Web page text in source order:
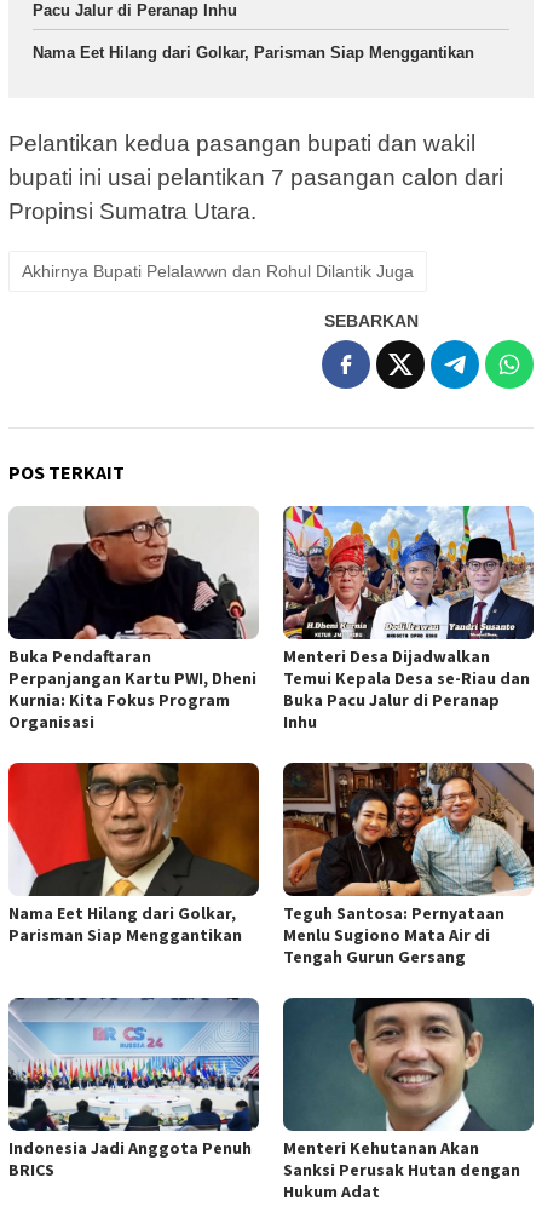
Pacu Jalur di Peranap Inhu
Nama Eet Hilang dari Golkar, Parisman Siap Menggantikan
Pelantikan kedua pasangan bupati dan wakil
bupati ini usai pelantikan 7 pasangan calon dari
Propinsi Sumatra Utara.
Akhirnya Bupati Pelalawwn dan Rohul Dilantik Juga
SEBARKAN
POS TERKAIT
Buka Pendaftaran
Perpanjangan Kartu PWI, Dheni
Kurnia: Kita Fokus Program
Organisasi
Menteri Desa Dijadwalkan
Temui Kepala Desa se-Riau dan
Buka Pacu Jalur di Peranap
Inhu
Nama Eet Hilang dari Golkar,
Parisman Siap Menggantikan
Teguh Santosa: Pernyataan
Menlu Sugiono Mata Air di
Tengah Gurun Gersang
Indonesia Jadi Anggota Penuh
BRICS
Menteri Kehutanan Akan
Sanksi Perusak Hutan dengan
Hukum Adat